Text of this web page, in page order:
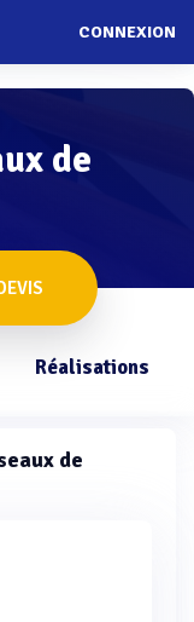
CONNEXION
de
Réalisations
de